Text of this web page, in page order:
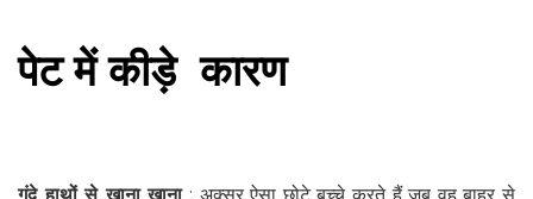
पेट में कीड़े कारण